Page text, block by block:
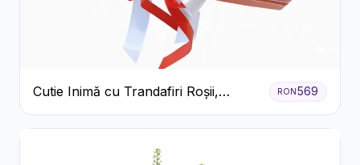
Cutie Inimă cu Trandafiri Roșii,
Crizanteme Albe și Bomboane
Raffaello
RON569